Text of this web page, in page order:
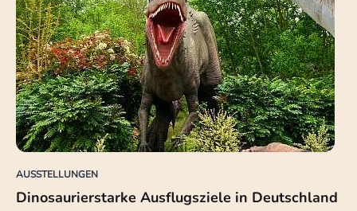
AUSSTELLUNGEN
Dinosaurierstarke Ausflugsziele in Deutschland